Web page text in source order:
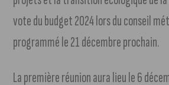
vote du budget 2024 lors du conseil
programmé le 21 décembre prochain.
La première réunion aura lieu le 6